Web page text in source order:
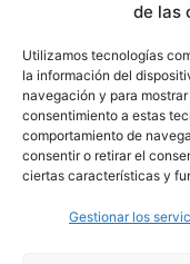
de las
Utilizamos tecnologías
la información del
navegación y para
consentimiento a estas
comportamiento de
consentir o retirar el
ciertas características y
Gestionar los